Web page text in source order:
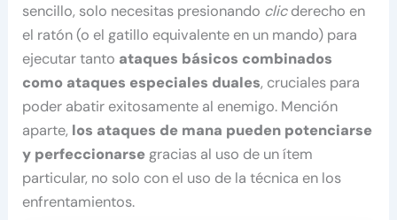
sencillo, solo necesitas presionando clicderecho en
el ratón (o el gatillo equivalente en un mando) para
ejecutar tanto ataques básicos combinados
como ataques especiales duales, cruciales para
poder abatir exitosamente al enemigo. Mención
aparte, los ataques de mana pueden potenciarse
y perfeccionarse gracias al uso de un ítem
particular, no solo con el uso de la técnica en los
enfrentamientos.